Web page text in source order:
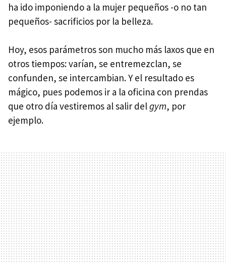
ha ido imponiendo a la mujer pequeños -o no tan
pequeños- sacrificios por la belleza.
Hoy, esos parámetros son mucho más laxos que en
otros tiempos: varían, se entremezclan, se
confunden, se intercambian. Y el resultado es
mágico, pues podemos ir a la oficina con prendas
que otro día vestiremos al salir delgym, por
ejemplo.